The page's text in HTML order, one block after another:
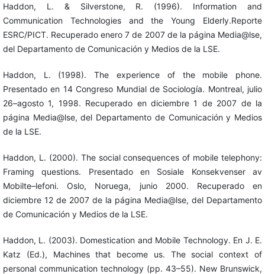
Haddon, L. & Silverstone, R. (1996). Information and
Communication Technologies and the Young Elderly.Reporte
ESRC/PICT. Recuperado enero 7 de 2007 de la página Media@lse,
del Departamento de Comunicación y Medios de la LSE.
Haddon, L. (1998). The experience of the mobile phone.
Presentado en 14 Congreso Mundial de Sociología. Montreal, julio
26–agosto 1, 1998. Recuperado en diciembre 1 de 2007 de la
página Media@lse, del Departamento de Comunicación y Medios
de la LSE.
Haddon, L. (2000). The social consequences of mobile telephony:
Framing questions. Presentado en Sosiale Konsekvenser av
Mobilte–lefoni. Oslo, Noruega, junio 2000. Recuperado en
diciembre 12 de 2007 de la página Media@lse, del Departamento
de Comunicación y Medios de la LSE.
Haddon, L. (2003). Domestication and Mobile Technology. En J. E.
Katz (Ed.), Machines that become us. The social context of
personal communication technology (pp. 43–55). New Brunswick,